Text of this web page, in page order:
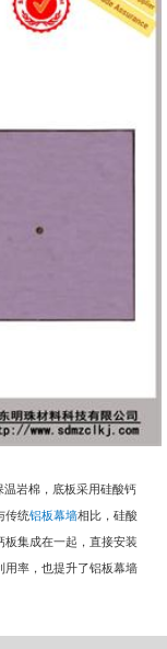
温岩棉，底板采用硅酸钙
传统铝板幕墙相比，硅酸
板集成在一起，直接安装
用率，也提升了铝板幕墙